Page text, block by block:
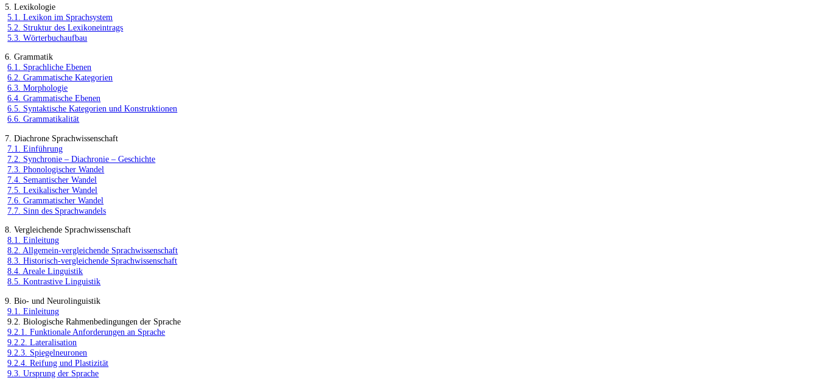
5. Lexikologie
5.1. Lexikon im Sprachsystem
5.2. Struktur des Lexikoneintrags
5.3. Wörterbuchaufbau
6. Grammatik
6.1. Sprachliche Ebenen
6.2. Grammatische Kategorien
6.3. Morphologie
6.4. Grammatische Ebenen
6.5. Syntaktische Kategorien und Konstruktionen
6.6. Grammatikalität
7. Diachrone Sprachwissenschaft
7.1. Einführung
7.2. Synchronie – Diachronie – Geschichte
7.3. Phonologischer Wandel
7.4. Semantischer Wandel
7.5. Lexikalischer Wandel
7.6. Grammatischer Wandel
7.7. Sinn des Sprachwandels
8. Vergleichende Sprachwissenschaft
8.1. Einleitung
8.2. Allgemein-vergleichende Sprachwissenschaft
8.3. Historisch-vergleichende Sprachwissenschaft
8.4. Areale Linguistik
8.5. Kontrastive Linguistik
9. Bio- und Neurolinguistik
9.1. Einleitung
9.2. Biologische Rahmenbedingungen der Sprache
9.2.1. Funktionale Anforderungen an Sprache
9.2.2. Lateralisation
9.2.3. Spiegelneuronen
9.2.4. Reifung und Plastizität
9.3. Ursprung der Sprache